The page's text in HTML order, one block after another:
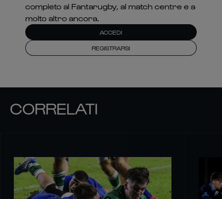
completo al Fantarugby, al match centre e a
molto altro ancora.
ACCEDI
REGISTRARSI
CORRELATI